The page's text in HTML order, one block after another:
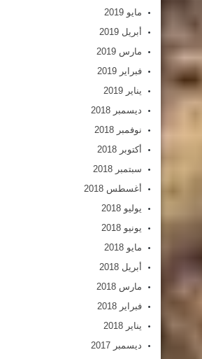
مايو 2019
أبريل 2019
مارس 2019
فبراير 2019
يناير 2019
ديسمبر 2018
نوفمبر 2018
أكتوبر 2018
سبتمبر 2018
أغسطس 2018
يوليو 2018
يونيو 2018
مايو 2018
أبريل 2018
مارس 2018
فبراير 2018
يناير 2018
ديسمبر 2017